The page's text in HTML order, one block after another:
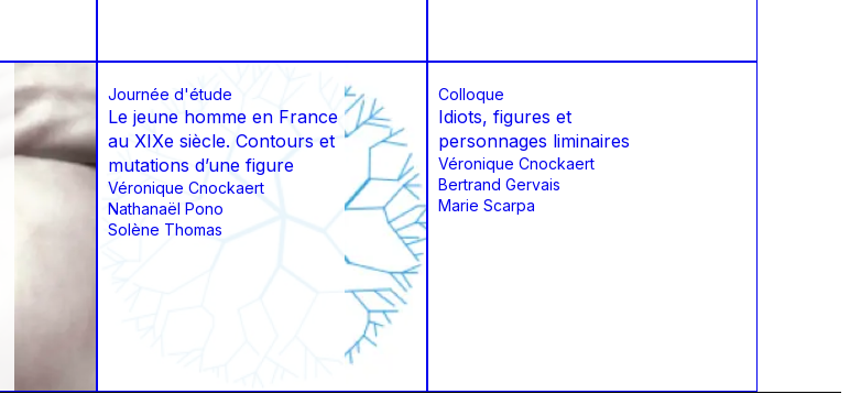
Journée d'étude
Le jeune homme en France
au XIXe siècle. Contours et
mutations d’une figure
Véronique Cnockaert
Nathanaël Pono
Solène Thomas
Colloque
Idiots, figures et
personnages liminaires
Véronique Cnockaert
Bertrand Gervais
Marie Scarpa